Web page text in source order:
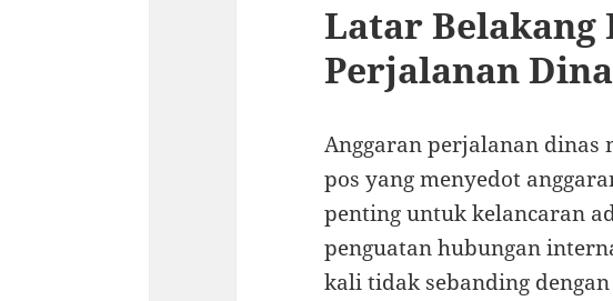
Latar Belakang
Perjalanan
Anggaran perjalanan dinas
pos yang menyedot
penting untuk kelancaran
penguatan hubungan
kali tidak sebanding